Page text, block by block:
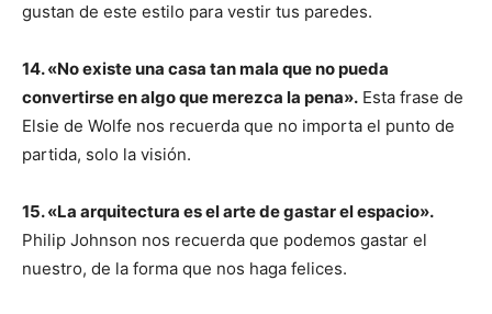
gustan de este estilo para vestir tus paredes.
14. «No existe una casa tan mala que no pueda
convertirse en algo que merezca la pena». Esta frase de
Elsie de Wolfe nos recuerda que no importa el punto de
partida, solo la visión.
15. «La arquitectura es el arte de gastar el espacio».
Philip Johnson nos recuerda que podemos gastar el
nuestro, de la forma que nos haga felices.